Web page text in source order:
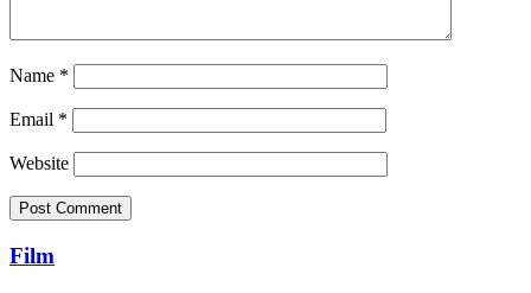
Name *
Email *
Website
Film